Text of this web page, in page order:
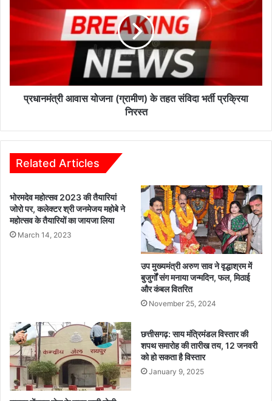
डॉ.
रमन
ने
योजना
(ग्रामीण)
तहत
संविदा
प्रक्रिया
निरस्तप्रधानमंत्री आवास योजना (ग्रामीण) के तहत संविदा भर्ती प्रक्रिया
निरस्त
Related Articles
भोरमदेव महोत्सव 2023 की तैयारियां
जोरो पर, कलेक्टर श्री जनमेजय महोबे ने
महोत्सव के तैयारियों का जायजा लिया
March 14, 2023
उप मुख्यमंत्री अरुण साव ने वृद्धाश्रम में
बुजुर्गों संग मनाया जन्मदिन, फल, मिठाई
और कंबल वितरित
November 25, 2024
छत्तीसगढ़: साय मंत्रिमंडल विस्तार की
शपथ समारोह की तारीख तय, 12 जनवरी
को हो सकता है विस्तार
January 9, 2025